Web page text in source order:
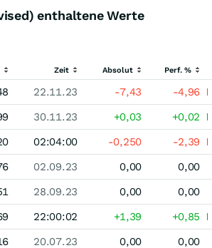
enthaltene Werte
Zeit Absolut Perf. %
22.11.23 -7,43 -4,96
30.11.23 +0,03 +0,02
02:04:00 -0,250 -2,39
02.09.23 0,00 0,00
28.09.23 0,00 0,00
22:00:02 +1,39 +0,85
20.07.23 0,00 0,00